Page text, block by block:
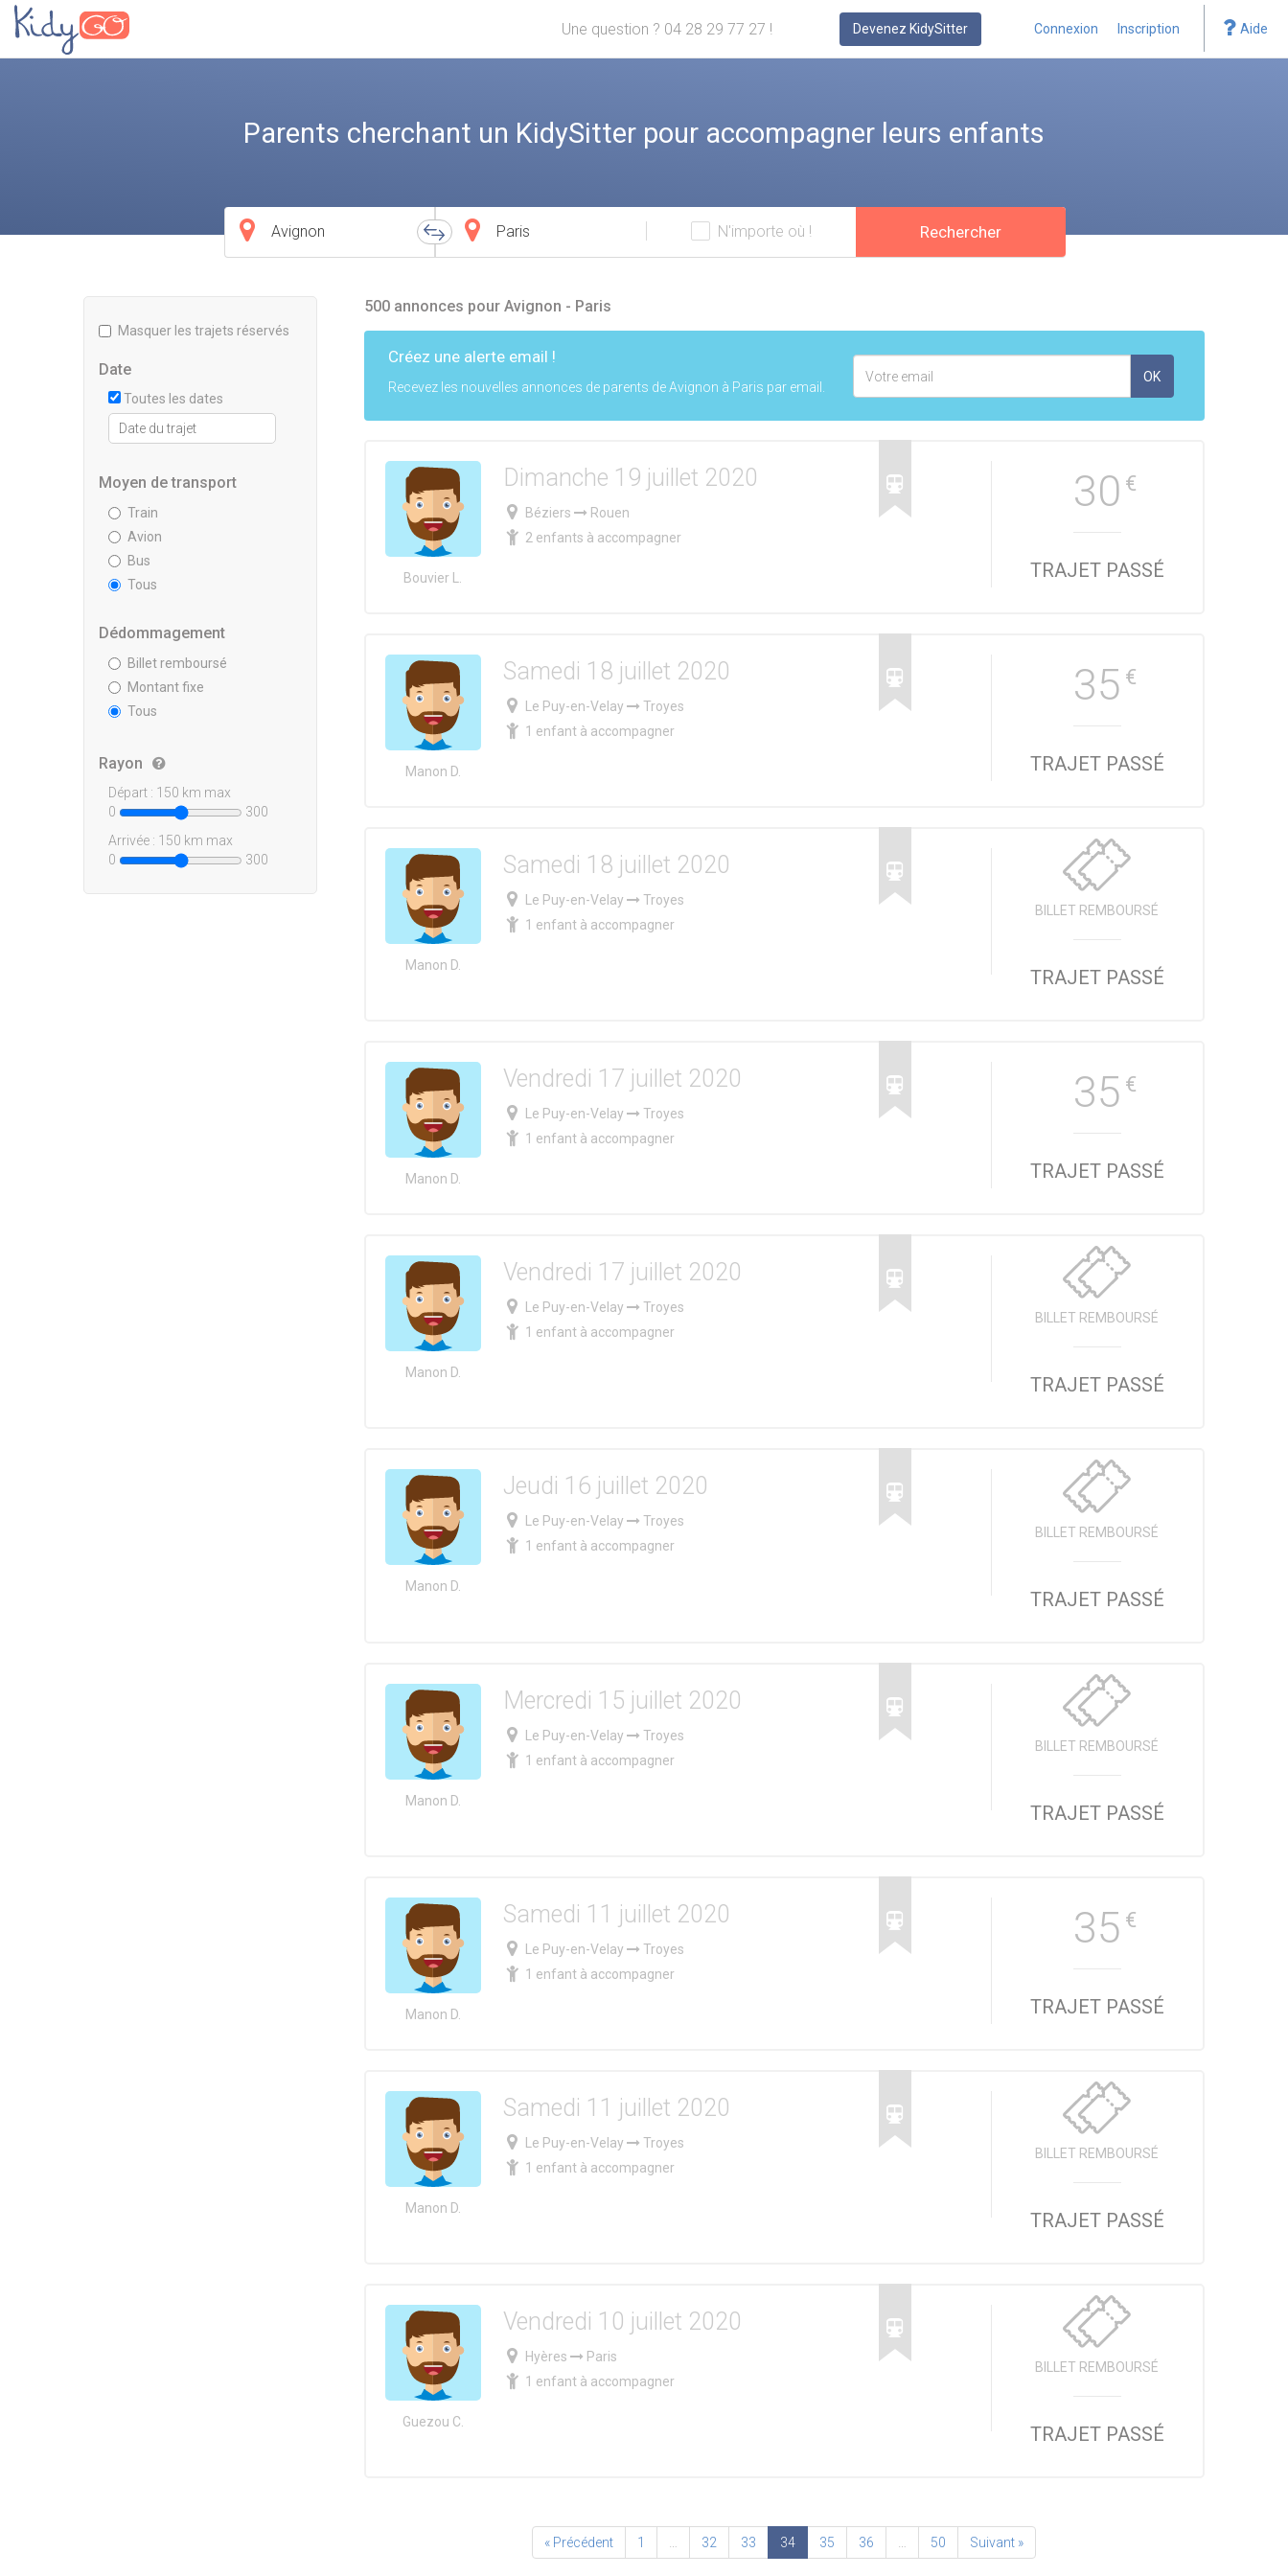
Une question ? 04 28 29 77 27 ! Devenez KidySitter Connexion Inscription Aide
Parents cherchant un KidySitter pour accompagner leurs enfants
Ville
de
départ
Ville
d'arrivée
N'importe où ! Rechercher
Masquer les trajets réservés
Date
Toutes les dates
Moyen de transport
Train
Avion
Bus
Tous
Dédommagement
Billet remboursé
Montant fixe
Tous
Rayon
Départ : 150 km max
0
300
Arrivée : 150 km max
0
300
500 annonces pour Avignon - Paris
Créez une alerte email !
Recevez les nouvelles annonces de parents de Avignon à Paris par email.
mail
OK
Bouvier L.
Dimanche 19 juillet 2020
Béziers
Rouen
2 enfants à accompagner
30 €
TRAJET PASSÉ
Manon D.
Samedi 18 juillet 2020
Le Puy-en-Velay
Troyes
1 enfant à accompagner
35 €
TRAJET PASSÉ
Manon D.
Samedi 18 juillet 2020
Le Puy-en-Velay
Troyes
1 enfant à accompagner
BILLET REMBOURSÉ
TRAJET PASSÉ
Manon D.
Vendredi 17 juillet 2020
Le Puy-en-Velay
Troyes
1 enfant à accompagner
35 €
TRAJET PASSÉ
Manon D.
Vendredi 17 juillet 2020
Le Puy-en-Velay
Troyes
1 enfant à accompagner
BILLET REMBOURSÉ
TRAJET PASSÉ
Manon D.
Jeudi 16 juillet 2020
Le Puy-en-Velay
Troyes
1 enfant à accompagner
BILLET REMBOURSÉ
TRAJET PASSÉ
Manon D.
Mercredi 15 juillet 2020
Le Puy-en-Velay
Troyes
1 enfant à accompagner
BILLET REMBOURSÉ
TRAJET PASSÉ
Manon D.
Samedi 11 juillet 2020
Le Puy-en-Velay
Troyes
1 enfant à accompagner
35 €
TRAJET PASSÉ
Manon D.
Samedi 11 juillet 2020
Le Puy-en-Velay
Troyes
1 enfant à accompagner
BILLET REMBOURSÉ
TRAJET PASSÉ
Guezou C.
Vendredi 10 juillet 2020
Hyères
Paris
1 enfant à accompagner
BILLET REMBOURSÉ
TRAJET PASSÉ
« Précédent 1 … 32 33 34 35 36 … 50 Suivant »